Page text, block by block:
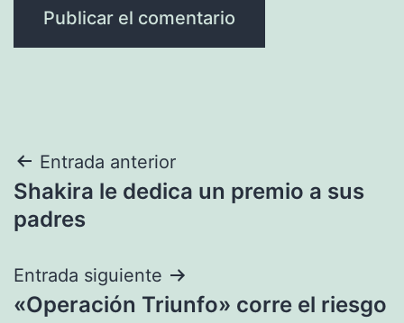
Navegación
de
Entrada anterior
Shakira le dedica un premio a sus
padres
Entrada siguiente
«Operación Triunfo» corre el riesgo